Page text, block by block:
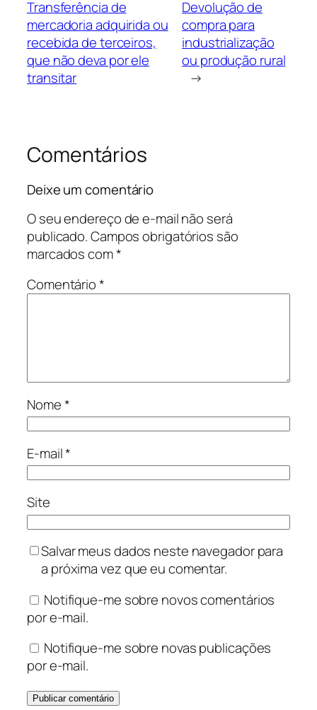
Transferência de
mercadoria adquirida ou
recebida de terceiros,
que não deva por ele
transitar
Devolução de
compra para
industrialização
ou produção rural
→
Comentários
Deixe um comentário
O seu endereço de e-mail não será
publicado.Campos obrigatórios são
marcados com*
Comentário*
Nome*
E-mail*
Site
Salvar meus dados neste navegador para
a próxima vez que eu comentar.
Notifique-me sobre novos comentários
por e-mail.
Notifique-me sobre novas publicações
por e-mail.